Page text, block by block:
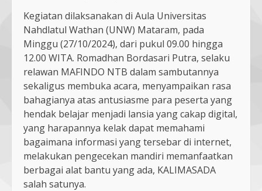
Kegiatan dilaksanakan di Aula Universitas
Nahdlatul Wathan (UNW) Mataram, pada
Minggu (27/10/2024), dari pukul 09.00 hingga
12.00 WITA. Romadhan Bordasari Putra, selaku
relawan MAFINDO NTB dalam sambutannya
sekaligus membuka acara, menyampaikan rasa
bahagianya atas antusiasme para peserta yang
hendak belajar menjadi lansia yang cakap digital,
yang harapannya kelak dapat memahami
bagaimana informasi yang tersebar di internet,
melakukan pengecekan mandiri memanfaatkan
berbagai alat bantu yang ada, KALIMASADA
salah satunya.